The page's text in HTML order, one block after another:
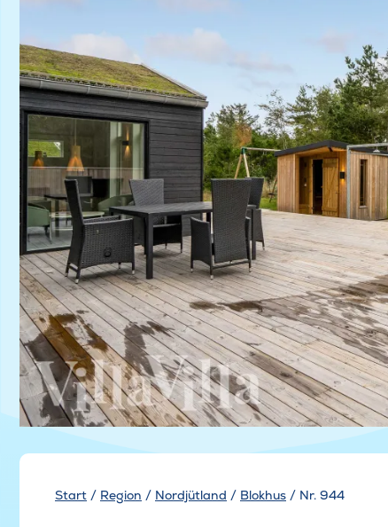
Start / Region / Nordjütland / Blokhus / Nr. 944